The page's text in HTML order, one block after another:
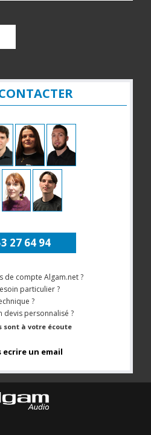
27 64 94
de compte Algam.net ?
particulier ?
?
devis personnalisé ?
sont à votre écoute
ecrire un email